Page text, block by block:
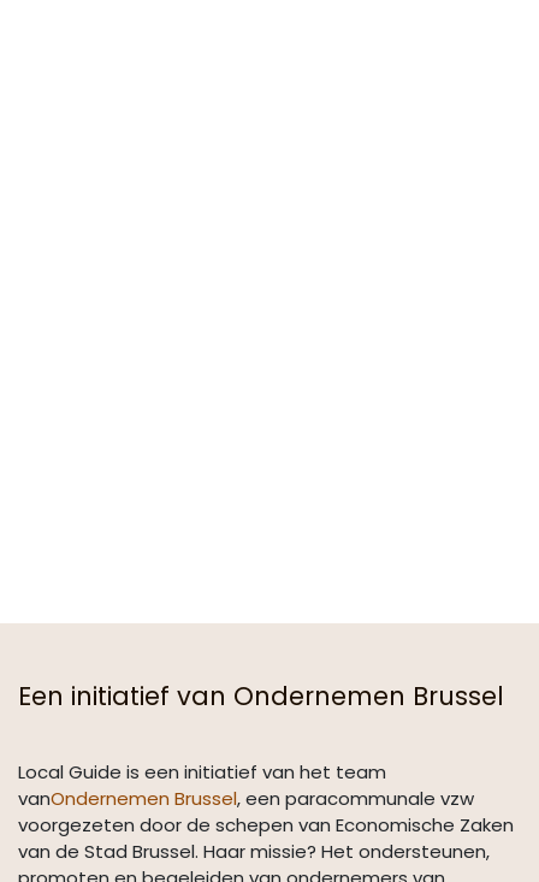
Een initiatief van Ondernemen Brussel
Local Guide is een initiatief van het team
vanOndernemen Brussel, een paracommunale vzw
voorgezeten door de schepen van Economische Zaken
van de Stad Brussel. Haar missie? Het ondersteunen,